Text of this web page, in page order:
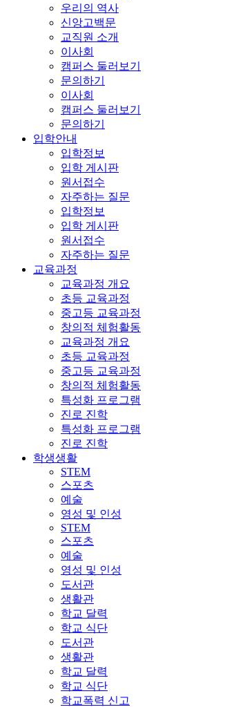
우리의 역사
신앙고백문
교직원 소개
이사회
캠퍼스 둘러보기
문의하기
이사회
캠퍼스 둘러보기
문의하기
입학안내
입학정보
입학 게시판
원서접수
자주하는 질문
입학정보
입학 게시판
원서접수
자주하는 질문
교육과정
교육과정 개요
초등 교육과정
중고등 교육과정
창의적 체험활동
교육과정 개요
초등 교육과정
중고등 교육과정
창의적 체험활동
특성화 프로그램
진로 진학
특성화 프로그램
진로 진학
학생생활
STEM
스포츠
예술
영성 및 인성
STEM
스포츠
예술
영성 및 인성
도서관
생활관
학교 달력
학교 식단
도서관
생활관
학교 달력
학교 식단
학교폭력 신고